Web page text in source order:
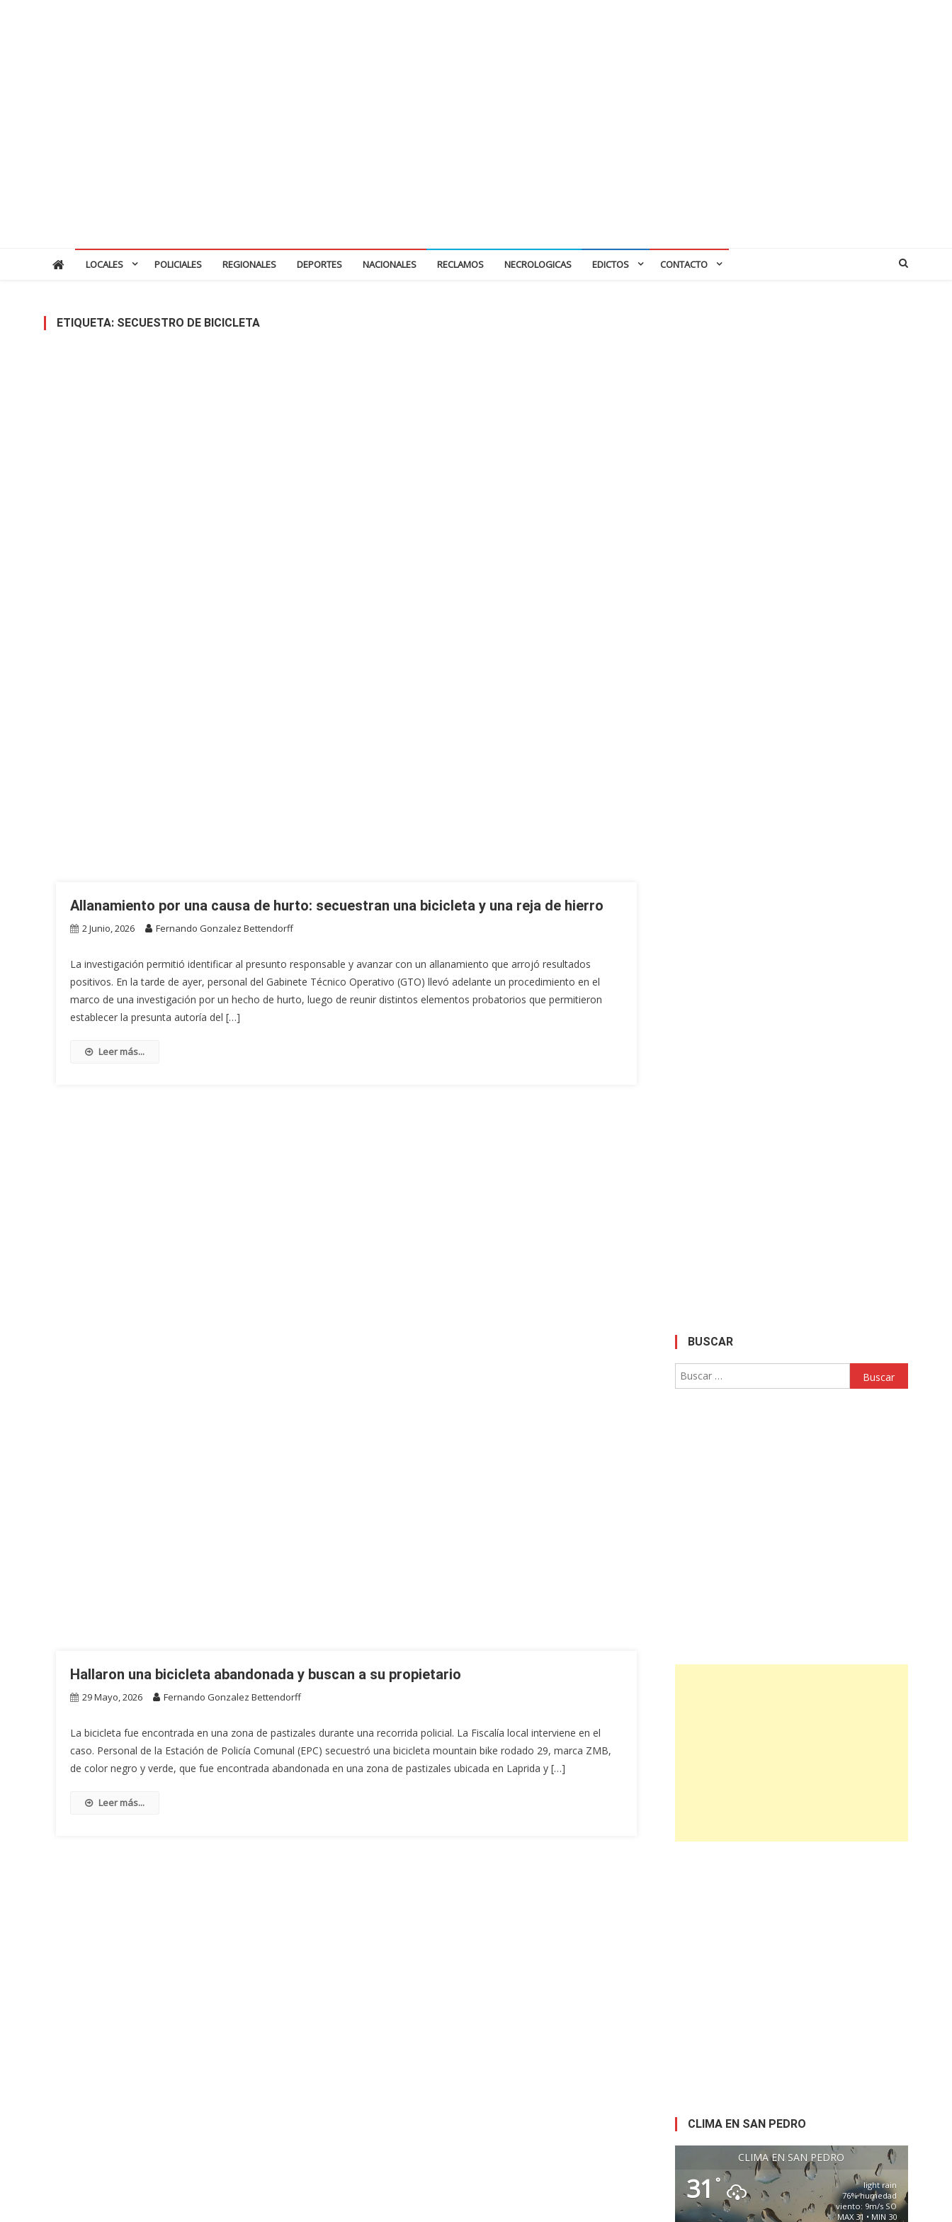
LOCALES POLICIALES REGIONALES DEPORTES NACIONALES RECLAMOS NECROLOGICAS EDICTOS CONTACTO
ETIQUETA: SECUESTRO DE BICICLETA
Allanamiento por una causa de hurto: secuestran una bicicleta y una reja de hierro
2 Junio, 2026 Fernando Gonzalez Bettendorff
La investigación permitió identificar al presunto responsable y avanzar con un allanamiento que arrojó resultados
positivos. En la tarde de ayer, personal del Gabinete Técnico Operativo (GTO) llevó adelante un procedimiento en el
marco de una investigación por un hecho de hurto, luego de reunir distintos elementos probatorios que permitieron
establecer la presunta autoría del […]
Leer más...
Hallaron una bicicleta abandonada y buscan a su propietario
29 Mayo, 2026 Fernando Gonzalez Bettendorff
La bicicleta fue encontrada en una zona de pastizales durante una recorrida policial. La Fiscalía local interviene en el
caso. Personal de la Estación de Policía Comunal (EPC) secuestró una bicicleta mountain bike rodado 29, marca ZMB,
de color negro y verde, que fue encontrada abandonada en una zona de pastizales ubicada en Laprida y […]
Leer más...
BUSCAR
Buscar:
CLIMA EN SAN PEDRO
CLIMA EN SAN PEDRO
31 °
light rain
76% humedad
viento: 9m/s SO
MAX 31 • MIN 30